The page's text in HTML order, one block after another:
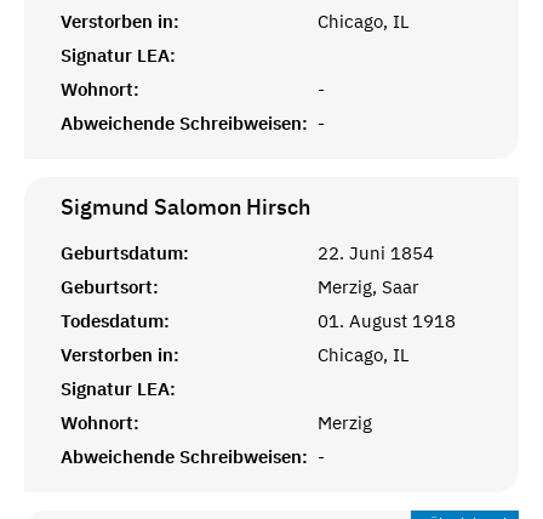
Verstorben in:
Chicago, IL
Signatur LEA:
Wohnort:
-
Abweichende Schreibweisen: -
Sigmund Salomon Hirsch
Geburtsdatum:
22. Juni 1854
Geburtsort:
Merzig, Saar
Todesdatum:
01. August 1918
Verstorben in:
Chicago, IL
Signatur LEA:
Wohnort:
Merzig
Abweichende Schreibweisen: -